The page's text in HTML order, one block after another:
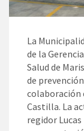
La
de la
Salud de
de
colaboración
Castilla. La
regidor